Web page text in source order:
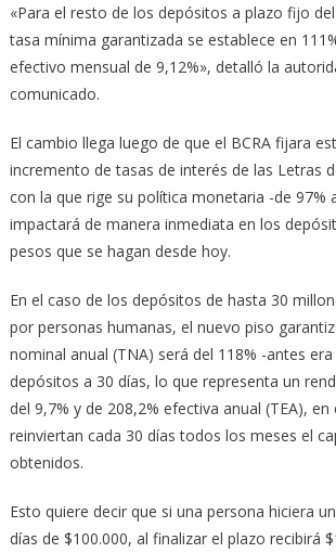
«Para el resto de los depósitos a plazo fijo
tasa mínima garantizada se establece en
efectivo mensual de 9,12%», detalló la
comunicado.
El cambio llega luego de que el BCRA fijara
incremento de tasas de interés de las Letras
con la que rige su política monetaria -de 97%
impactará de manera inmediata en los
pesos que se hagan desde hoy.
En el caso de los depósitos de hasta 30
por personas humanas, el nuevo piso
nominal anual (TNA) será del 118% -antes
depósitos a 30 días, lo que representa un
del 9,7% y de 208,2% efectiva anual (TEA),
reinviertan cada 30 días todos los meses el
obtenidos.
Esto quiere decir que si una persona hiciera
días de $100.000, al finalizar el plazo recibirá